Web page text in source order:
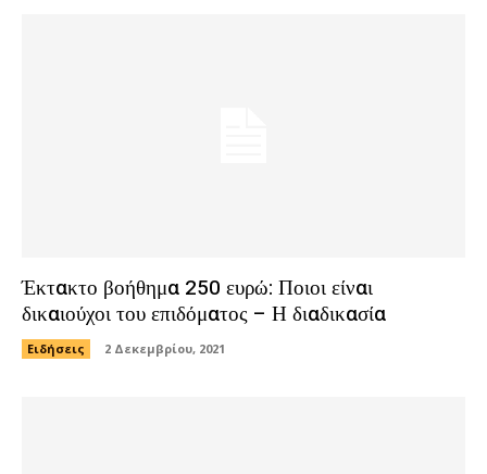
Έκτακτο βοήθημα 250 ευρώ: Ποιοι είναι
δικαιούχοι του επιδόματος – Η διαδικασία
Ειδήσεις 2 Δεκεμβρίου, 2021